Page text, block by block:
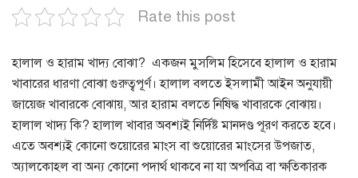
Rate this post
হালাল ও হারাম খাদ্য বোঝা? একজন মুসলিম হিসেবে হালাল ও হারাম
খাবারের ধারণা বোঝা গুরুত্বপূর্ণ।হালাল বলতে ইসলামী আইন অনুযায়ী
জায়েজ খাবারকে বোঝায়, আর হারাম বলতে নিষিদ্ধ খাবারকে বোঝায়।
হালাল খাদ্য কি?হালাল খাবার অবশ্যই নির্দিষ্ট মানদণ্ড পূরণ করতে হবে।
এতে অবশ্যই কোনো শুয়োরের মাংস বা শুয়োরের মাংসের উপজাত,
অ্যালকোহল বা অন্য কোনো পদার্থ থাকবে না যা অপবিত্র বা ক্ষতিকারক